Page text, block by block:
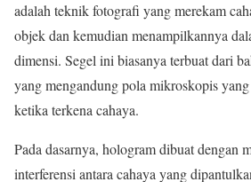
adalah teknik fotografi yang merekam
objek dan kemudian menampilkannya
dimensi. Segel ini biasanya terbuat dari
yang mengandung pola mikroskopis
ketika terkena cahaya.
Pada dasarnya, hologram dibuat dengan
interferensi antara cahaya yang